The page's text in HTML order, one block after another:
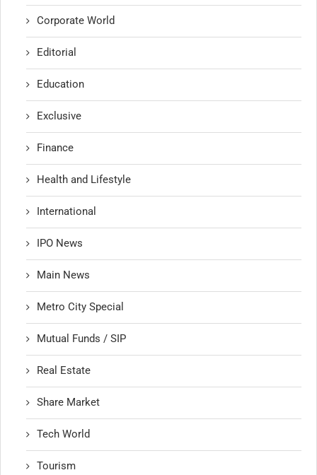
Corporate World
Editorial
Education
Exclusive
Finance
Health and Lifestyle
International
IPO News
Main News
Metro City Special
Mutual Funds / SIP
Real Estate
Share Market
Tech World
Tourism